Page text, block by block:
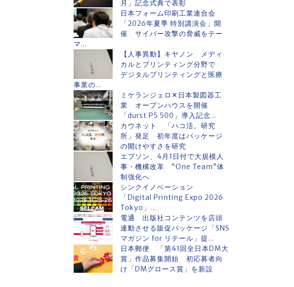
月」記念式典で表彰
日本フォーム印刷工業連合会
「2026年夏季 特別講演会」開
催 サイバー攻撃の脅威をテー
マ...
【人事異動】キヤノン メディ
カルとプリンティング分野で
デジタルプリンティングと医療
事業の...
ミケランジェロ✕日本製図器工
業 オープンハウスを開催
「durst P5 500」導入記念...
カウネット 「ハコ活。研究
所」発足 初年度はパッケージ
の開けやすさを研究
エプソン、4月1日付で大規模人
事・機構改革 “One Team”体
制強化へ
シンクイノベーション
「Digital Printing Expo 2026
Tokyo」...
電通 出版社コンテンツを店頭
連動させる販促パッケージ「SNS
マガジン for リテール」提...
日本郵便 「第41回全日本DM大
賞」作品募集開始 初応募者向
け「DMグロース賞」を新設